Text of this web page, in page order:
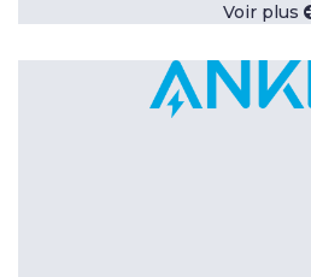
Voir plus